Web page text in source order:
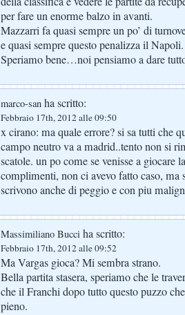
per fare un enorme balzo in avanti.
Mazzarri fa quasi sempre un po’ di
e quasi sempre questo penalizza il Napoli.
Speriamo bene…noi pensiamo a dare
marco-san ha scritto:
Febbraio 17th, 2012 alle 09:50
x cirano: ma quale errore? si sa tutti che
campo neutro va a madrid..tento non si
scatole. un po come se venisse a giocare
complimenti, non ci avevo fatto caso,
scrivono anche di peggio e con piu
Massimiliano Bucci ha scritto:
Febbraio 17th, 2012 alle 09:52
Ma Vargas gioca? Mi sembra strano.
Bella partita stasera, speriamo che le
che il Franchi dopo tutto questo puzzo
pieno.